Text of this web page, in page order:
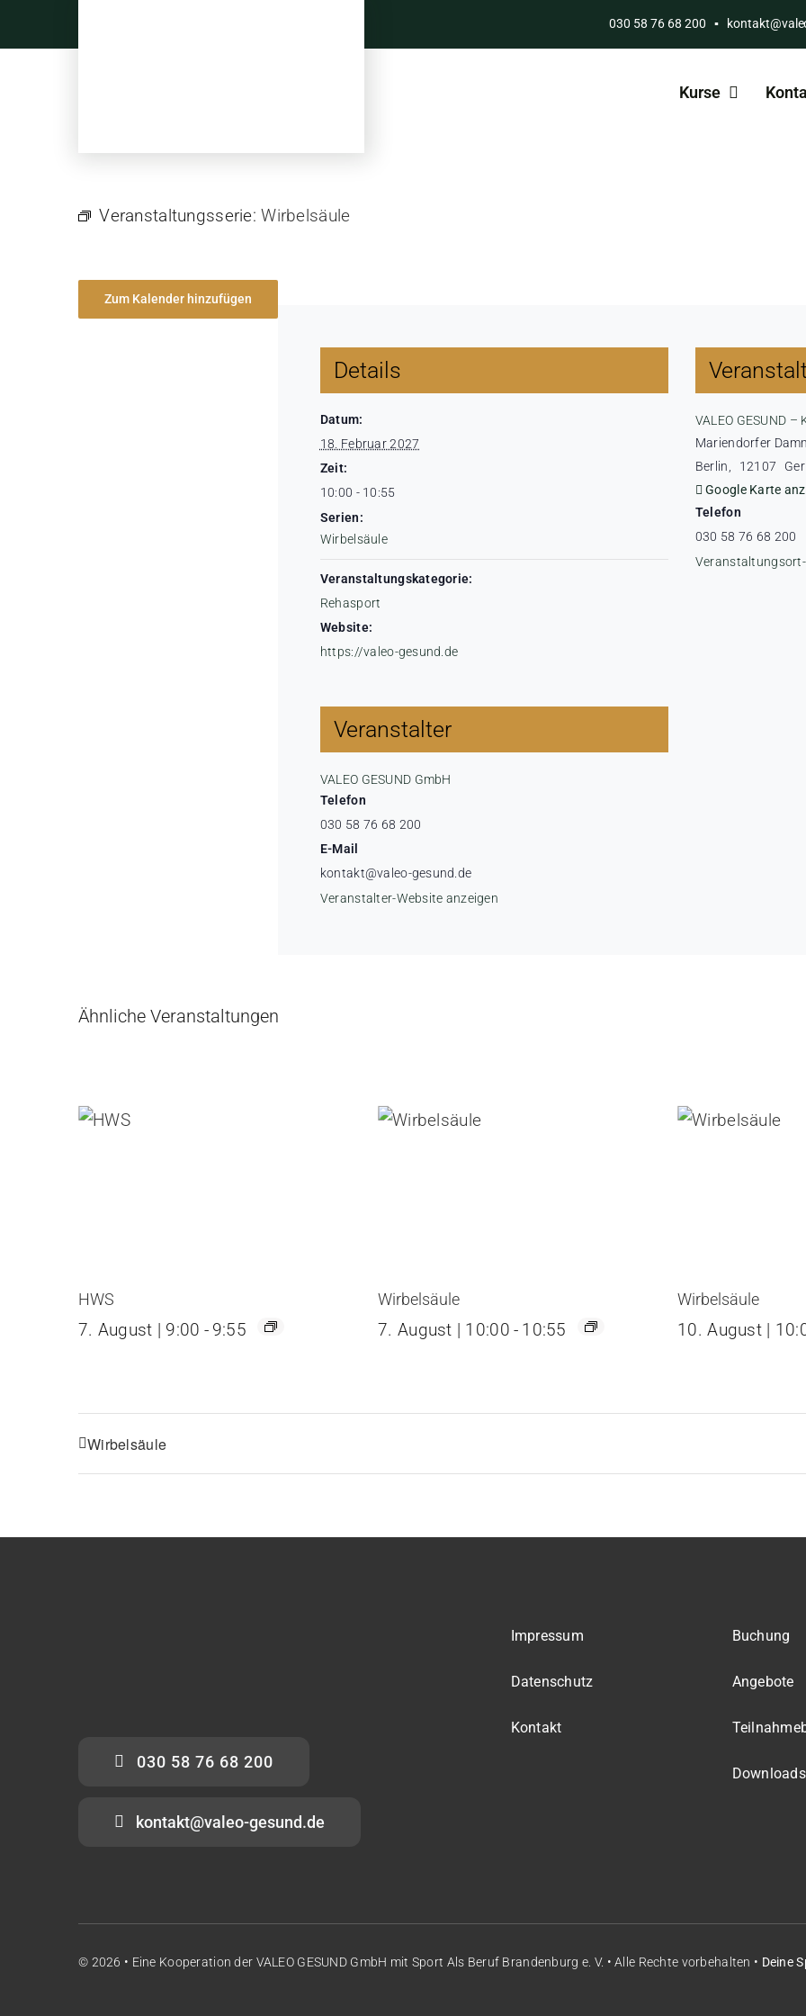
030 58 76 68 200 ▪
Kurse
Veranstaltungsserie:Wirbelsäule
Zum Kalender hinzufügen
Details
Datum:
18. Februar 2027
Zeit:
10:00 - 10:55
Serien:
Wirbelsäule
Veranstaltungskategorie:
Rehasport
Website:
https://valeo-gesund.de
Veranstalter
VALEO GESUND GmbH
Telefon
030 58 76 68 200
E-Mail
kontakt@valeo-gesund.de
Veranstalter-Website anzeigen
VALEO GESUND –
Mariendorfer
Berlin
12107
Google Karte
Telefon
030 58 76 68 200
Ähnliche Veranstaltungen
HWS
7. August | 9:00 - 9:55
Wirbelsäule
7. August | 10:00 - 10:55
Wirbelsäule
10. August |
Wirbelsäule
030 58 76 68 200
kontakt@valeo-gesund.de
Impressum
Datenschutz
Kontakt
Buchung
Angebote
Downloads
© 2026 • Eine Kooperation der VALEO GESUND GmbH mit Sport Als Beruf Brandenburg e. V. • Alle Rechte vorbehalten • Deine